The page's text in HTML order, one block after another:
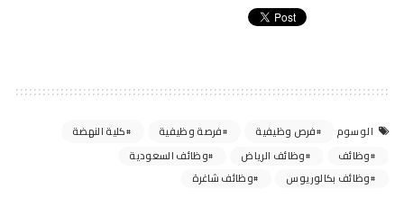
الوسوم فرص وظيفية فرصة وظيفية
كلية النهضة
وظائف
وظائف الرياض
وظائف السعودية
وظائف بكالوريوس
وظائف شاغرة